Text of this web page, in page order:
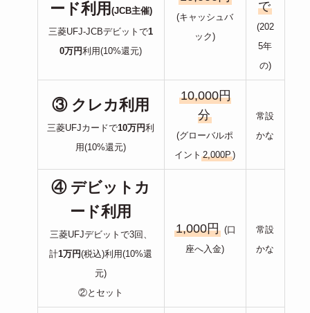
ード利用 (JCB主催)
三菱UFJ-JCBデビットで1
0万円利用(10%還元)
(キャッシュバ
ック)
で
(202
5年
の)
③ クレカ利用
三菱UFJカードで10万円利
用(10%還元)
10,000円
分
(グローバルポ
イント2,000P)
常設
かな
④ デビットカ
ード利用
三菱UFJデビットで3回、
計1万円(税込)利用(10%還
元)
②とセット
1,000円 (口
座へ入金)
常設
かな